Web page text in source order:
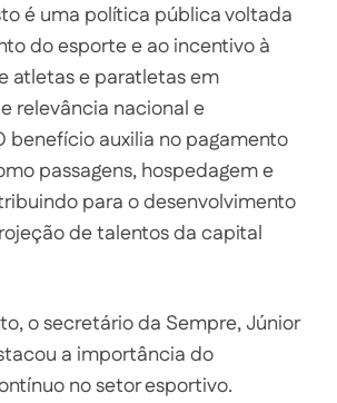
é uma política pública voltada
do esporte e ao incentivo à
atletas e paratletas em
relevância nacional e
benefício auxilia no pagamento
passagens, hospedagem e
para o desenvolvimento
de talentos da capital
o secretário da Sempre, Júnior
a importância do
no setor esportivo.